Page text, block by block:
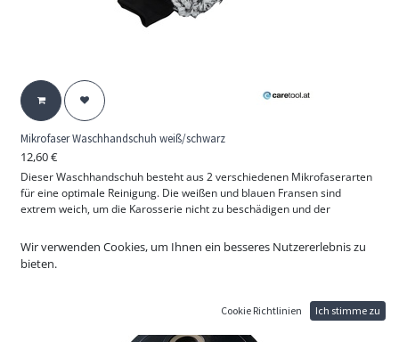
Mikrofaser Waschhandschuh weiß/schwarz
12,60€
Dieser Waschhandschuh besteht aus 2 verschiedenen Mikrofaserarten
für eine optimale Reinigung. Die weißen und blauen Fransen sind
extrem weich, um die Karosserie nicht zu beschädigen und der
Absorption. Das ideale Zubehör für die Fahrzeugreinigung.
Größe: 20 x 25 cm
Wir verwenden Cookies, um Ihnen ein besseres Nutzererlebnis zu
bieten.
Cookie Richtlinien Ich stimme zu